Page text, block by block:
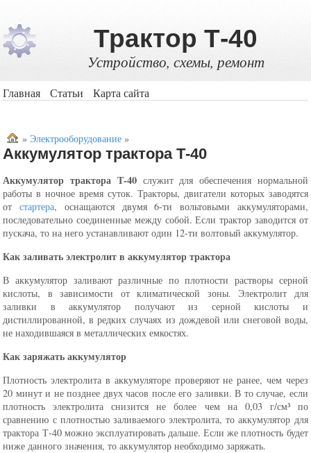
Трактор Т-40
Устройство, схемы, ремонт
Главная Статьи Карта сайта
»Электрооборудование »
Аккумулятор трактора Т-40
Аккумулятор трактора Т-40служит для обеспечения нормальной
работы в ночное время суток. Тракторы, двигатели которых заводятся
отстартера, оснащаются двумя 6-ти вольтовыми аккумуляторами,
последовательно соединенные между собой. Если трактор заводится от
пускача, то на него устанавливают один 12-ти волтовый аккумулятор.
Как заливать электролит в аккумулятор трактора
В аккумулятор заливают различные по плотности растворы серной
кислоты, в зависимости от климатической зоны. Электролит для
заливки в аккумулятор получают из серной кислоты и
дистиллированной, в редких случаях из дождевой или снеговой воды,
не находившаяся в металлических емкостях.
Как заряжать аккумулятор
Плотность электролита в аккумуляторе проверяют не ранее, чем через
20 минут и не позднее двух часов после его заливки. В то случае, если
плотность электролита снизится не более чем на 0,03 г/см³ по
сравнению с плотностью заливаемого электролита, то аккумулятор для
трактора Т-40 можно эксплуатировать дальше. Если же плотность будет
ниже данного значения, то аккумулятор необходимо заряжать.